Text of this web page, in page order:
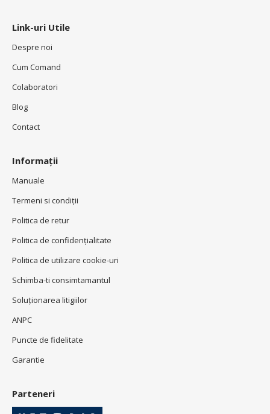
Link-uri Utile
Despre noi
Cum Comand
Colaboratori
Blog
Contact
Informații
Manuale
Termeni si condiţii
Politica de retur
Politica de confidenţialitate
Politica de utilizare cookie-uri
Schimba-ti consimtamantul
Soluționarea litigiilor
ANPC
Puncte de fidelitate
Garantie
Parteneri